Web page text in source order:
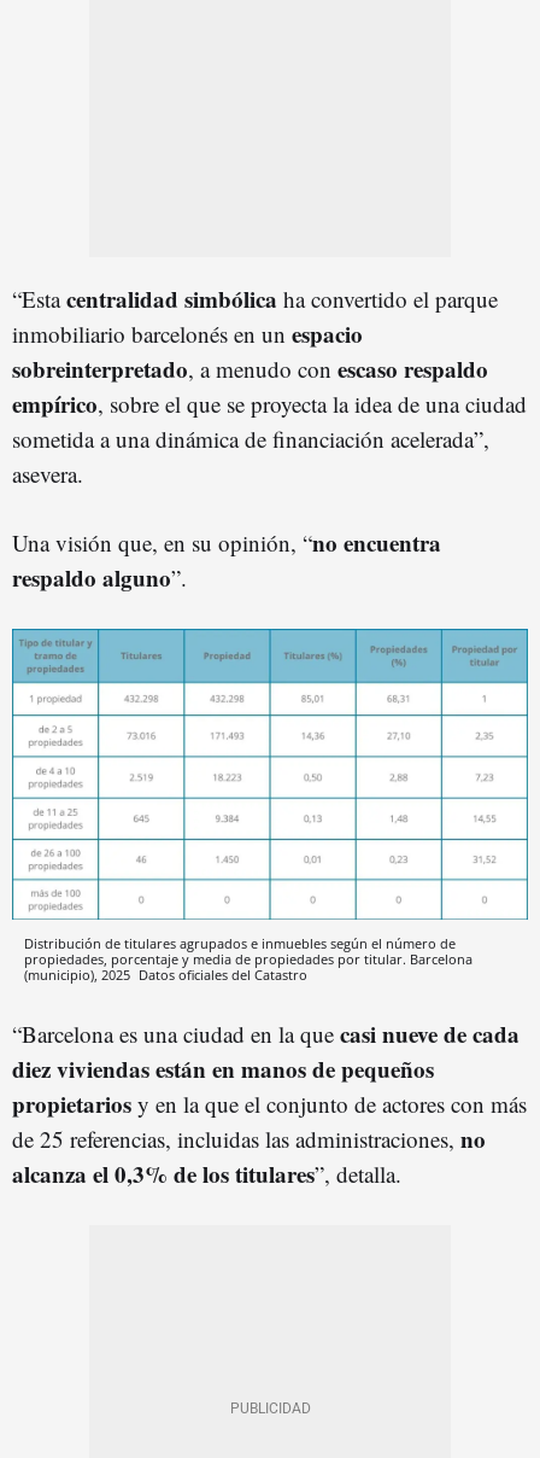
“Estacentralidad simbólica ha convertido el parque
inmobiliario barcelonés en un espacio
sobreinterpretado, a menudo con escaso respaldo
empírico, sobre el que se proyecta la idea de una ciudad
sometida a una dinámica de financiación acelerada”,
asevera.
Una visión que, en su opinión, “no encuentra
respaldo alguno”.
Distribución de titulares agrupados e inmuebles según el número de
propiedades, porcentaje y media de propiedades por titular. Barcelona
(municipio), 2025 Datos oficiales del Catastro
“Barcelona es una ciudad en la que casi nueve de cada
diez viviendas están en manos de pequeños
propietarios y en la que el conjunto de actores con más
de 25 referencias, incluidas las administraciones, no
alcanza el 0,3% de los titulares”, detalla.